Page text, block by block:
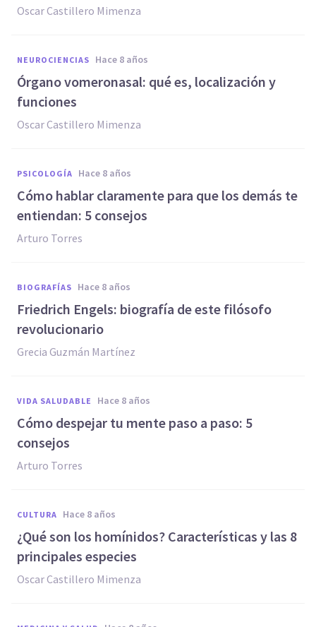
Oscar Castillero Mimenza
NEUROCIENCIAS hace 8 años
Órgano vomeronasal: qué es, localización y
funciones
Oscar Castillero Mimenza
PSICOLOGÍA hace 8 años
Cómo hablar claramente para que los demás te
entiendan: 5 consejos
Arturo Torres
BIOGRAFÍAS hace 8 años
Friedrich Engels: biografía de este filósofo
revolucionario
Grecia Guzmán Martínez
VIDA SALUDABLE hace 8 años
Cómo despejar tu mente paso a paso: 5
consejos
Arturo Torres
CULTURA hace 8 años
¿Qué son los homínidos? Características y las 8
principales especies
Oscar Castillero Mimenza